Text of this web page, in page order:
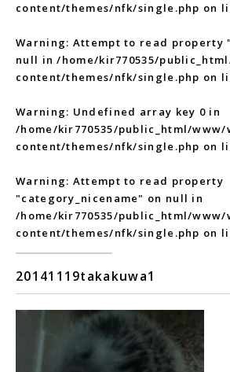
content/themes/nfk/single.php on
Warning: Attempt to read property
null in/home/kir770535/
content/themes/nfk/single.php on
Warning: Undefined array key 0 in
/home/kir770535/public_html/www/
content/themes/nfk/single.php on
Warning: Attempt to read property
"category_nicename" on null in
/home/kir770535/public_html/www/
content/themes/nfk/single.php on
20141119takakuwa1